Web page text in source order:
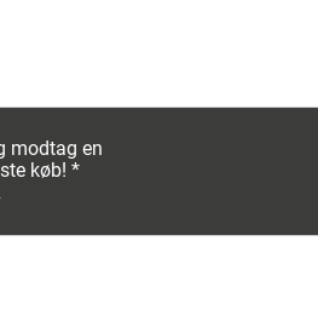
modtag en
køb! *